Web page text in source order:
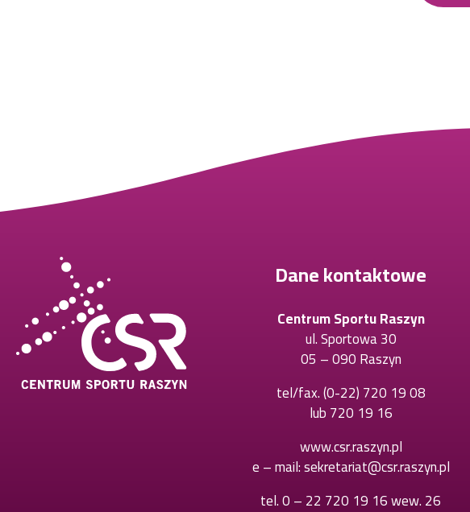
Dane kontaktowe
Centrum Sportu Raszyn
ul. Sportowa 30
05 – 090 Raszyn
tel/fax.(0-22) 720 19 08
karcie
lub720 19 16
w
nowej
karcie
www.csr.raszyn.pl
e – mail:sekretariat@csr.raszyn.pl
tel.0 – 22 720 19 16 wew. 26